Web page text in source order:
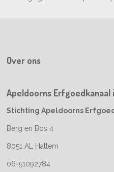
Over ons
Apeldoorns
Stichting Apeldoorns
Berg en Bos 4
8051 AL Hattem
06-51092784